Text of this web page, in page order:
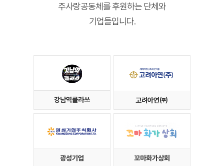
주사랑공동체를 후원하는 단체와
기업들입니다.
강남역클라쓰 고려아연㈜
광성기업 꼬마화가상회